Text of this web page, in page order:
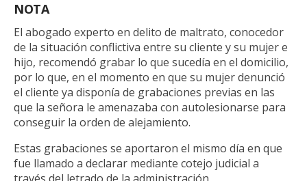
NOTA
El abogado experto en delito de maltrato, conocedor
de la situación conflictiva entre su cliente y su mujer e
hijo, recomendó grabar lo que sucedía en el domicilio,
por lo que, en el momento en que su mujer denunció
el cliente ya disponía de grabaciones previas en las
que la señora le amenazaba con autolesionarse para
conseguir la orden de alejamiento.
Estas grabaciones se aportaron el mismo día en que
fue llamado a declarar mediante cotejo judicial a